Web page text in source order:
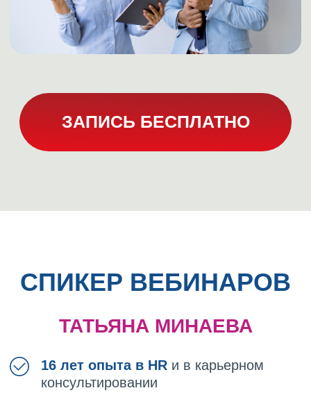
ЗАРЕГИСТРИРОВАТЬСЯ НА
ВЕБИНАРЫ
ХОТИТЕ УСКОРИТЬ ПОИСК
РАБОТЫ В 2-3 РАЗА?
НУЖНА ИНДИВИДУАЛЬНАЯ